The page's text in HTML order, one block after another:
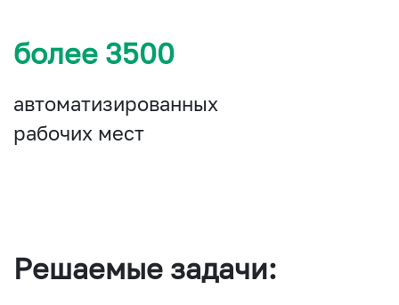
более 3500
автоматизированных
рабочих мест
Решаемые задачи: